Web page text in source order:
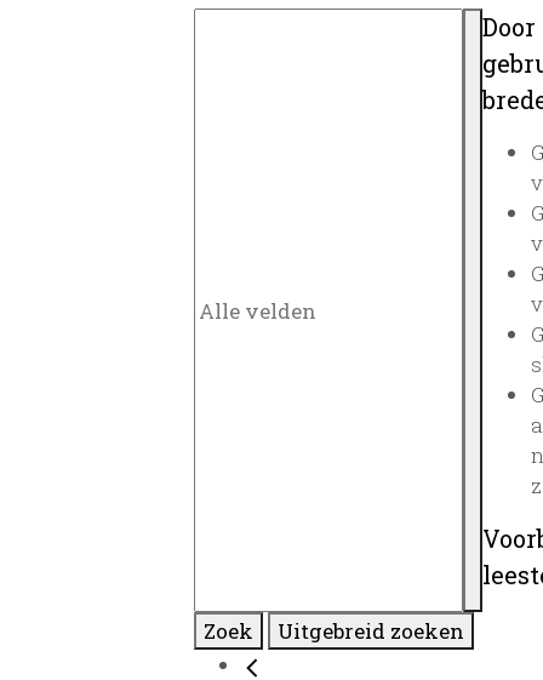
Zoek Uitgebreid zoeken